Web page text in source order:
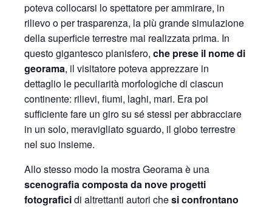
poteva collocarsi lo spettatore per ammirare, in
rilievo o per trasparenza, la più grande simulazione
della superficie terrestre mai realizzata prima. In
questo gigantesco planisfero, che prese il nome di
georama, il visitatore poteva apprezzare in
dettaglio le peculiarità morfologiche di ciascun
continente: rilievi, fiumi, laghi, mari. Era poi
sufficiente fare un giro su sé stessi per abbracciare
in un solo, meravigliato sguardo, il globo terrestre
nel suo insieme.
Allo stesso modo la mostra Georama è una
scenografia composta da nove progetti
fotograficidi altrettanti autori chesi confrontano